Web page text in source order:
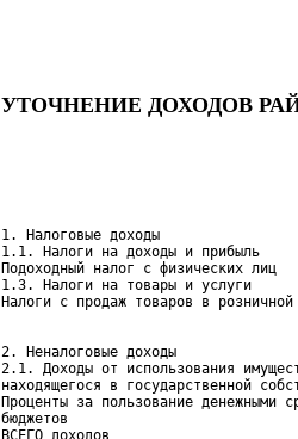
УТОЧНЕНИЕ ДОХОДОВ
1. Налоговые доходы
1.1. Налоги на доходы и
Подоходный налог с
1.3. Налоги на товары и
2. Неналоговые доходы
2.1. Доходы от использования
находящегося в государственной
Проценты за пользование
бюджетов
ВСЕГО доходов